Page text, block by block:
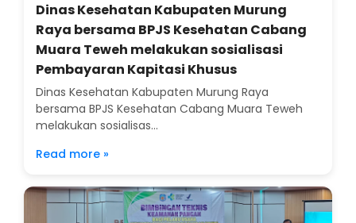
Dinas Kesehatan Kabupaten Murung
Raya bersama BPJS Kesehatan Cabang
Muara Teweh melakukan sosialisasi
Pembayaran Kapitasi Khusus
Dinas Kesehatan Kabupaten Murung Raya
bersama BPJS Kesehatan Cabang Muara Teweh
melakukan sosialisas...
Read more »